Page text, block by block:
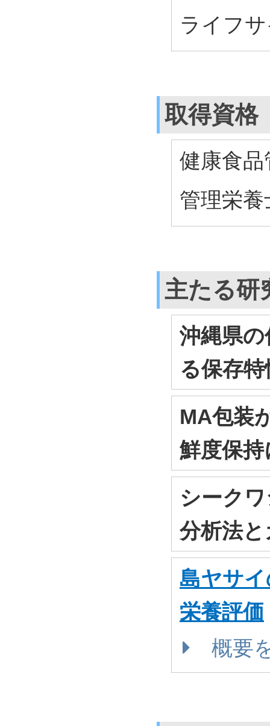
ライフ
取得資格
健康食品
管理栄養
主たる研
沖縄県
る保存
MA包装
鮮度保
シーク
分析法
島ヤサ
栄養評価
概要